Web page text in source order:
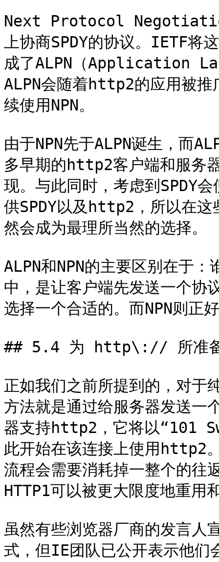
Next Protocol Negotiation
上协商SPDY的协议。IETF将
成了ALPN（Application
ALPN会随着http2的应用被推
续使用NPN。
由于NPN先于ALPN诞生，而
多早期的http2客户端和服务
现。与此同时，考虑到SPDY
供SPDY以及http2，所以在这
然会成为最理所当然的选择。
ALPN和NPN的主要区别在于
中，是让客户端先发送一个协
选择一个合适的。而NPN则正
## 5.4 为 http\:// 所准
正如我们之前所提到的，对
方法就是通过给服务器发送
器支持http2，它将以“101
此开始在该连接上使用http2
流程会需要消耗掉一整个的
HTTP1可以被更大限度地重用
虽然有些浏览器厂商的发言
式，但IE团队已公开表示他